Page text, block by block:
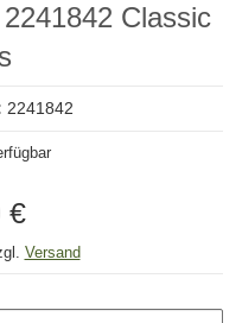
Classic
2241842
€
Versand